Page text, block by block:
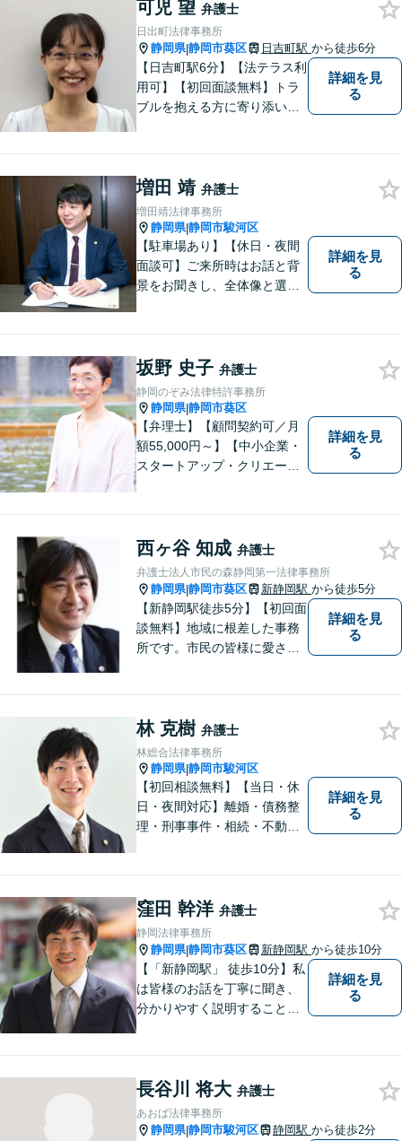
可児 望 弁護士
日出町法律事務所
静岡県|静岡市葵区 日吉町駅 から徒歩6分
【日吉町駅6分】【法テラス利
用可】【初回面談無料】トラ
ブルを抱える方に寄り添い、
詳細を見
る
増田 靖 弁護士
増田靖法律事務所
静岡県|静岡市駿河区
【駐車場あり】【休日・夜間
面談可】ご来所時はお話と背
景をお聞きし、全体像と選択
ください。
詳細を見
る
坂野 史子 弁護士
静岡のぞみ法律特許事務所
静岡県|静岡市葵区
【弁理士】【顧問契約可／月
額55,000円～】【中小企業・
スタートアップ・クリエータ
標、著作権、不正競争防止法
の専門知識・経験豊富」「リ
ーガルフォースの高精度契約
書チェック」
詳細を見
る
西ヶ谷 知成 弁護士
弁護士法人市民の森静岡第一法律事務所
静岡県|静岡市葵区 新静岡駅 から徒歩5分
【新静岡駅徒歩5分】【初回面
談無料】地域に根差した事務
所です。市民の皆様に愛され
軽にご連絡ください。
詳細を見
る
林 克樹 弁護士
林総合法律事務所
静岡県|静岡市駿河区
【初回相談無料】【当日・休
日・夜間対応】離婚・債務整
理・刑事事件・相続・不動産
す。法人・個人事業主の事業
再建・債務整理の問題解決に
自信があります。
詳細を見
る
窪田 幹洋 弁護士
静岡法律事務所
静岡県|静岡市葵区 新静岡駅 から徒歩10分
【「新静岡駅」 徒歩10分】私
は皆様のお話を丁寧に聞き、
分かりやすく説明することを
す。 どんな些細なことでも結
構ですので、お気軽にご相談
ください。
詳細を見
る
長谷川 将大 弁護士
あおば法律事務所
静岡県|静岡市駿河区 静岡駅 から徒歩2分